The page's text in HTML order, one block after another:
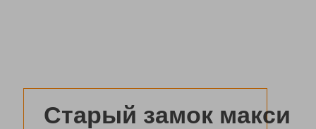
Старый замок макси